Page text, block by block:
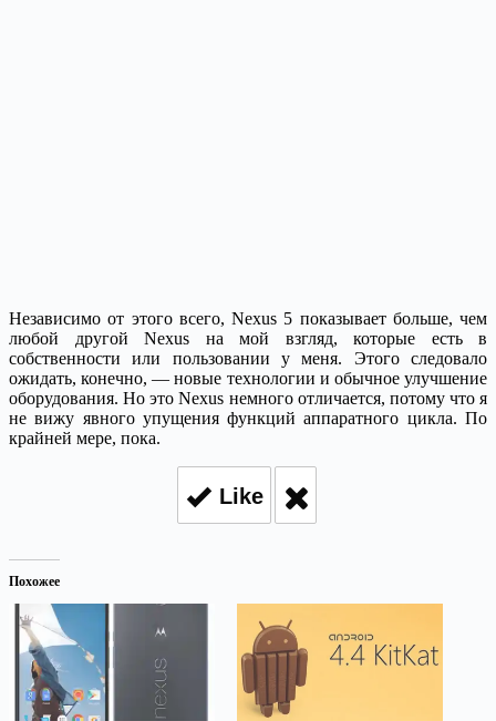
Независимо от этого всего, Nexus 5 показывает больше, чем
любой другой Nexus на мой взгляд, которые есть в
собственности или пользовании у меня. Этого следовало
ожидать, конечно, — новые технологии и обычное улучшение
оборудования. Но это Nexus немного отличается, потому что я
не вижу явного упущения функций аппаратного цикла. По
крайней мере, пока.
Like
Похожее